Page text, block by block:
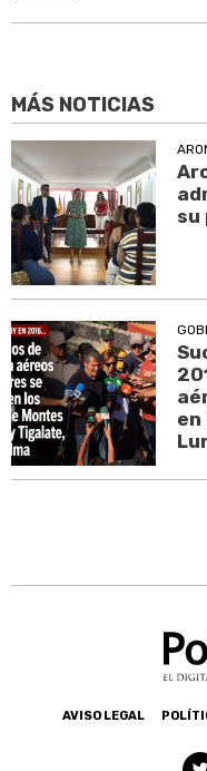
MÁS NOTICIAS
su
en
AVISO LEGAL